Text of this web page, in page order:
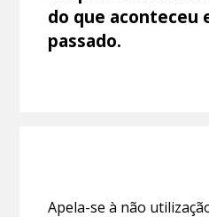
do que aconteceu
passado.
Apela-se à não